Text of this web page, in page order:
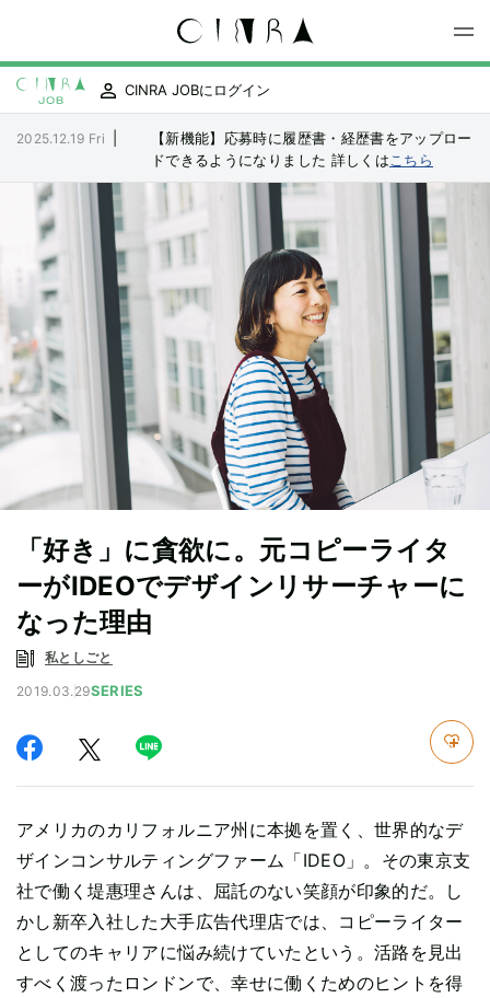
CINRA JOBにログイン
2025.12.19 Fri
【新機能】応募時に履歴書・経歴書をアップロー
ドできるようになりました 詳しくは こちら
「好き」に貪欲に。元コピーライタ
ーがIDEOでデザインリサーチャーに
なった理由
私としごと
2019.03.29SERIES
アメリカのカリフォルニア州に本拠を置く、世界的なデ
ザインコンサルティングファーム「IDEO」。その東京支
社で働く堤惠理さんは、屈託のない笑顔が印象的だ。し
かし新卒入社した大手広告代理店では、コピーライター
としてのキャリアに悩み続けていたという。活路を見出
すべく渡ったロンドンで、幸せに働くためのヒントを得